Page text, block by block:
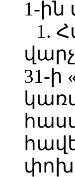
1-ին
1.
31-